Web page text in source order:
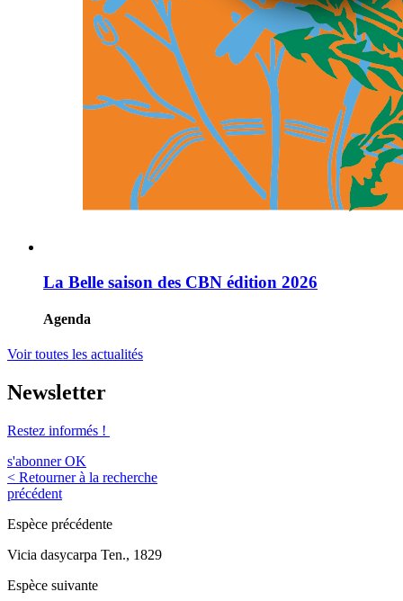
La Belle saison des CBN édition 2026
Agenda
Voir toutes les actualités
Newsletter
Restez informés !
s'abonner OK
< Retourner à la recherche
précédent
Espèce précédente
Vicia dasycarpa Ten., 1829
Espèce suivante